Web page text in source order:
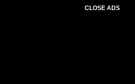
CLOSE ADS